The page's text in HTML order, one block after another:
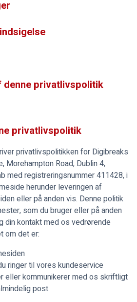
denne privatlivspolitik
privatlivspolitik
privatlivspolitikken for Digibreaks
Morehampton Road, Dublin 4,
med registreringsnummer 411428, i
herunder leveringen af
eller på anden vis. Denne politik
som du bruger eller på anden
din kontakt med os vedrørende
om det er:
ringer til vores kundeservice
eller kommunikerer med os skriftligt
post.